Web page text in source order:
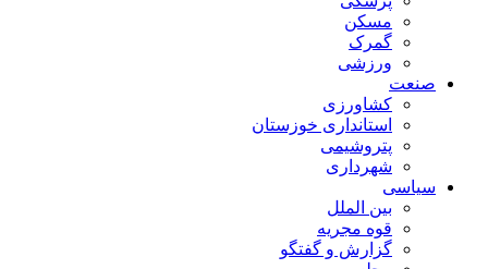
مسکن
گمرک
ورزشی
صنعت
کشاورزی
استانداری خوزستان
پتروشیمی
شهرداری
سیاسی
بین الملل
قوه مجریه
گزارش و گفتگو